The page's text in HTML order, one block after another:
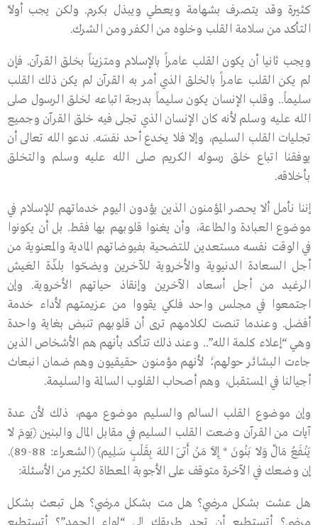
كثيرة وقد يتصرف بشهامة ويعطي ويبذل بكرم. ولكن يجب أولاً
التأكد من سلامة القلب وخلوه من الكفر ومن الشرك.
ويجب ثانيا أن يكون القلب عامراً بالإسلام ومتزيناً بخلق القرآن. فإن
لم يكن القلب عامراً بالخلق الذي أمر به القرآن لم يكن ذلك القلب
سليماً.. وقلب الإنسان يكون سليماً بدرجة اتباعه لخلق الرسول صلى
الله عليه وسلم لأنه كان الإنسان الذي تجلى فيه خلق القرآن وجميع
تجليات القلب السليم، وإلا فلا يخدع أحد نفسَه. ندعو الله تعالى أن
يوفقنا اتباع خلق رسوله الكريم صلى الله عليه وسلم والتخلق
بأخلاقه.
إننا نأمل ألا يحصر المؤمنون الذين يؤدون اليوم خدماتهم للإسلام في
موضوع العبادة والطاعة، وأن يغنوا قلوبهم بها فقط. بل أن يكونوا
في الوقت نفسه مستعدين للتضحية بفيوضاتهم المادية والمعنوية من
أجل السعادة الدنيوية والأخروية للآخرين ويضحّوا بلذّة العَيش
الرغيد من أجل أسعاد الآخرين وإنقاذ حياتهم الأخروية. وإن
اجتمعوا في مجلس واحد فلكي يقووا من عزيمتهم لأداء خدمة
أفضل. وعندما تنصت لكلامهم ترى أن قلوبهم تنبض بغاية واحدة
وهي “إعلاء كلمة الله”.. وعند ذلك تتأكد بأنهم هم الأشخاص الذين
جاءت البشائر حولهم؛ لأنهم مؤمنون حقيقيون وهم ضمان انبعاث
أجيالنا في المستقبل، وهم أصحاب القلوب السالمة والسليمة.
وإن موضوع القلب السالم والسليم موضوع مهم، ذلك لأن عدة
آيات من القرآن وضعت القلب السليم في مقابل المال والبنين ﴿يَومَ لاَ
يَنْفَعُ مَالٌ وَلاَ بَنُونَ * إِلاَّ مَنْ أَتَى اللهَ بِقَلْبٍ سَلِيم﴾ (الشعراء: 88-89).
إن وضعك في الآخرة متوقف على الأجوبة المعطاة لكثير من الأسئلة:
هل عشت بشكل مرضي؟ هل مت بشكل مرضي؟ هل تبعث بشكل